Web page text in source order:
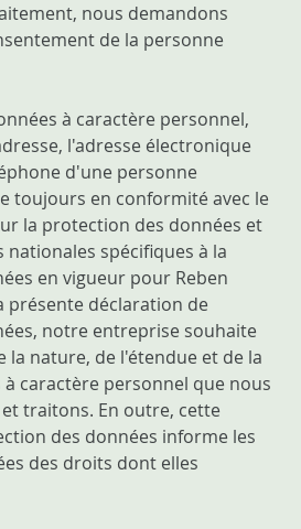
nous demandons
de la personne
à caractère personnel,
l'adresse électronique
d'une personne
toujours en conformité avec le
la protection des données et
nationales spécifiques à la
en vigueur pour Reben
présente déclaration de
notre entreprise souhaite
la nature, de l'étendue et de la
caractère personnel que nous
traitons. En outre, cette
des données informe les
des droits dont elles